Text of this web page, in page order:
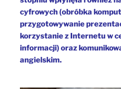
cyfrowych (obróbka
przygotowywanie
korzystanie z Internetu w
informacji) oraz
angielskim.